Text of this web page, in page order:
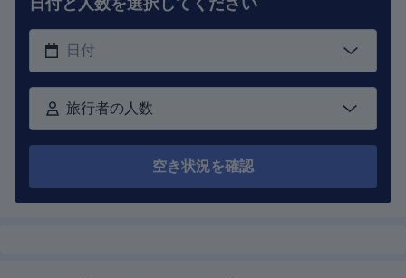
旅行者の人数
空き状況を確認